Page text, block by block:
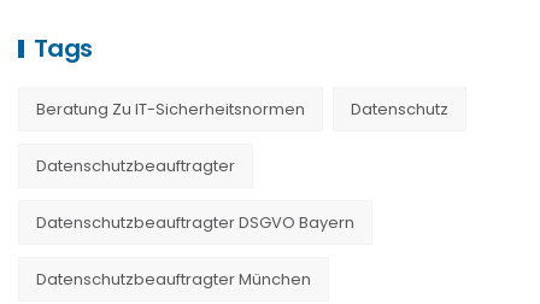
Tags
Beratung Zu IT-Sicherheitsnormen Datenschutz
Datenschutzbeauftragter
Datenschutzbeauftragter DSGVO Bayern
Datenschutzbeauftragter München